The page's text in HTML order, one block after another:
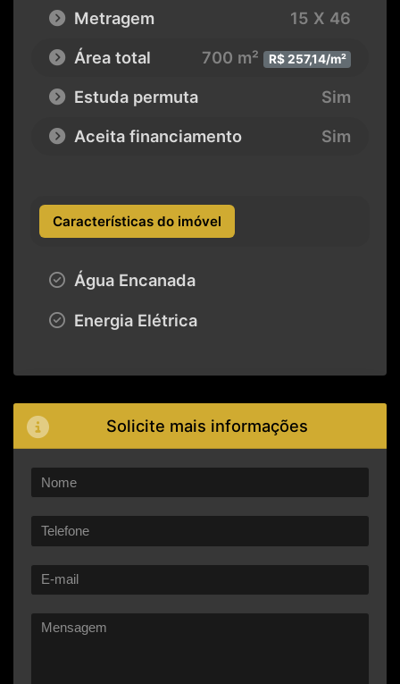
Metragem
15 X 46
Área total
700 m² R$ 257,14/m²
Estuda permuta
Sim
Aceita financiamento
Sim
Características do imóvel
Água Encanada
Energia Elétrica
Solicite mais informações